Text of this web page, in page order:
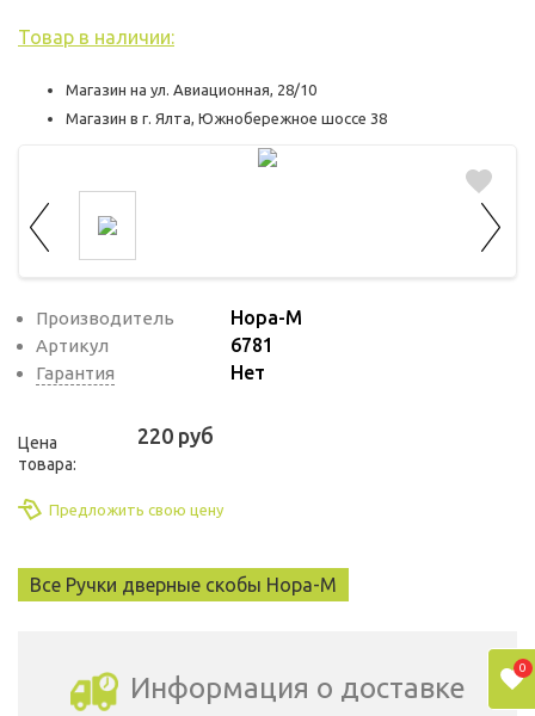
Товар в наличии:
Магазин на ул. Авиационная, 28/10
Магазин в г. Ялта, Южнобережное шоссе 38
Производитель Нора-М
Артикул 6781
Гарантия Нет
Цена
товара:
220 руб
Предложить свою цену
Все Ручки дверные скобы Нора-М
Информация о доставке
0
пользователей на сайте. Эти файлы cookie
чтобы увеличить его производительность
и сделать функционал сайта максимально
удобным для пользователей.
Рекламные файлы cookie используются
для целей маркетинга и улучшения
помогают обеспечить максимально
высокую точность и ценность содержания
маркетинговых и рекламных материалов